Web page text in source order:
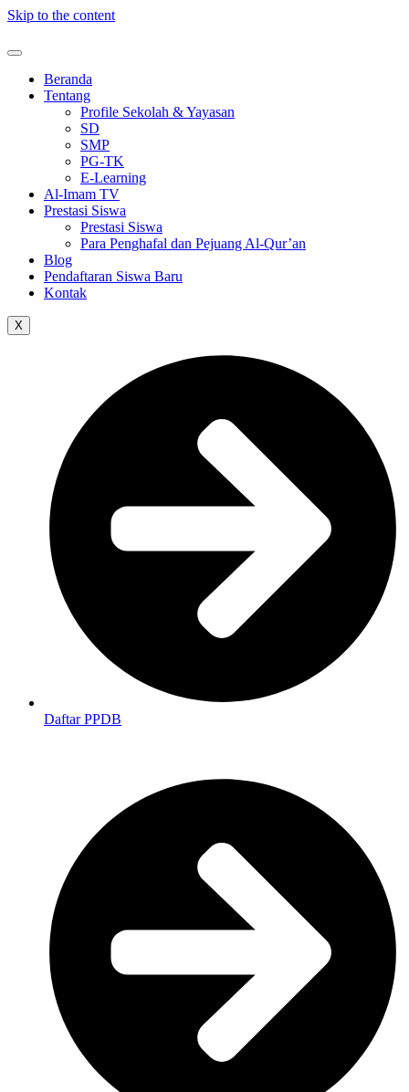
Skip to the content
Beranda
Tentang
Profile Sekolah & Yayasan
SD
SMP
PG-TK
E-Learning
Al-Imam TV
Prestasi Siswa
Prestasi Siswa
Para Penghafal dan Pejuang Al-Qur’an
Blog
Pendaftaran Siswa Baru
Kontak
X
Daftar PPDB